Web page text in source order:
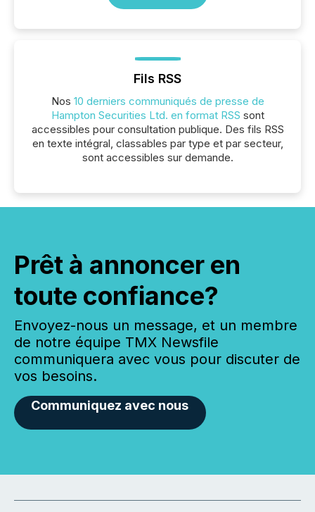
Fils RSS
Nos 10 derniers communiqués de presse de
Hampton Securities Ltd. en format RSS sont
accessibles pour consultation publique. Des fils RSS
en texte intégral, classables par type et par secteur,
sont accessibles sur demande.
Prêt à annoncer en
toute confiance?
Envoyez-nous un message, et un membre
de notre équipe TMX Newsfile
communiquera avec vous pour discuter de
vos besoins.
Communiquez avec nous